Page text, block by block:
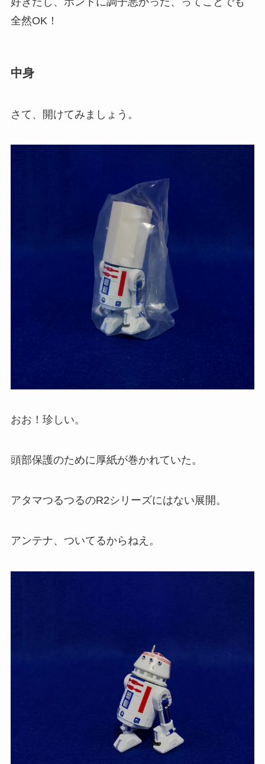
全然OK！
中身
さて、開けてみましょう。
おお！珍しい。
頭部保護のために厚紙が巻かれていた。
アタマつるつるのR2シリーズにはない展開。
アンテナ、ついてるからねえ。